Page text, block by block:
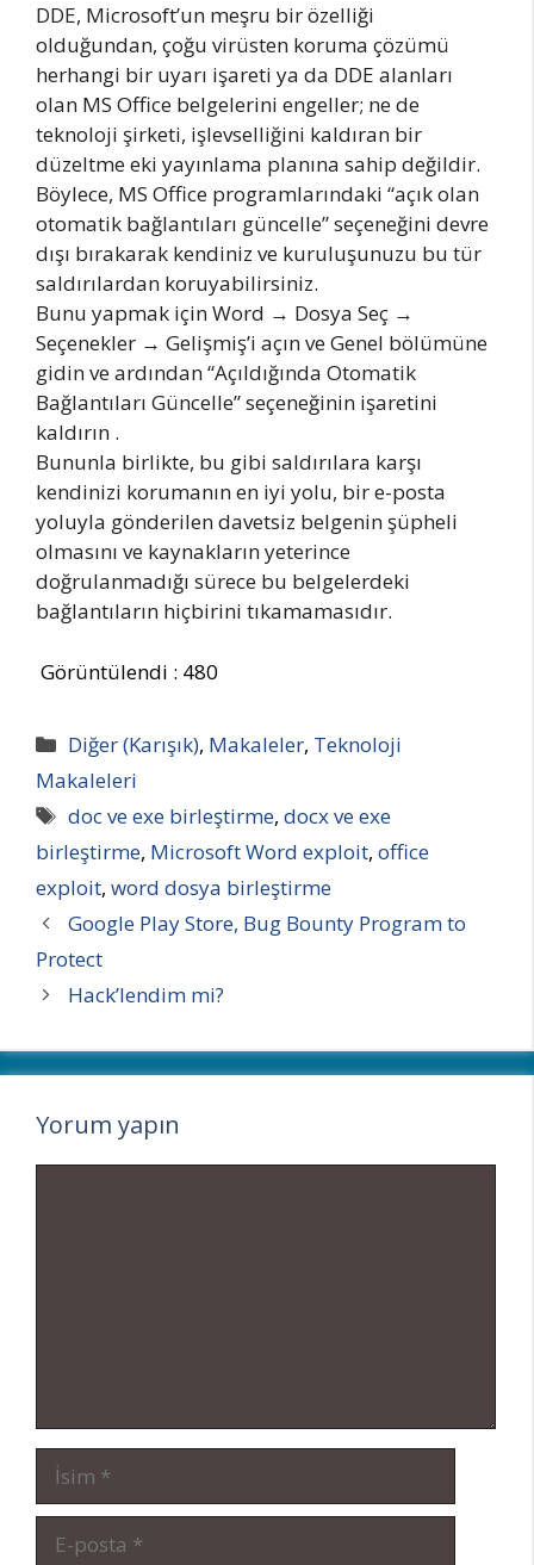
DDE, Microsoft’un meşru bir özelliği
olduğundan, çoğu virüsten koruma çözümü
herhangi bir uyarı işareti ya da DDE alanları
olan MS Office belgelerini engeller; ne de
teknoloji şirketi, işlevselliğini kaldıran bir
düzeltme eki yayınlama planına sahip değildir.
Böylece, MS Office programlarındaki “açık olan
otomatik bağlantıları güncelle” seçeneğini devre
dışı bırakarak kendiniz ve kuruluşunuzu bu tür
saldırılardan koruyabilirsiniz.
Bunu yapmak için Word → Dosya Seç →
Seçenekler → Gelişmiş’i açın ve Genel bölümüne
gidin ve ardından “Açıldığında Otomatik
Bağlantıları Güncelle” seçeneğinin işaretini
kaldırın .
Bununla birlikte, bu gibi saldırılara karşı
kendinizi korumanın en iyi yolu, bir e-posta
yoluyla gönderilen davetsiz belgenin şüpheli
olmasını ve kaynakların yeterince
doğrulanmadığı sürece bu belgelerdeki
bağlantıların hiçbirini tıkamamasıdır.
Görüntülendi : 480
Kategoriler
Diğer (Karışık), Makaleler, Teknoloji
Makaleleri
Etiketler
doc ve exe birleştirme,docx ve exe
birleştirme, Microsoft Word exploit, office
exploit, word dosya birleştirme
Google Play Store, Bug Bounty Program to
Protect
Hack’lendim mi?
Yorum yapın
İsim